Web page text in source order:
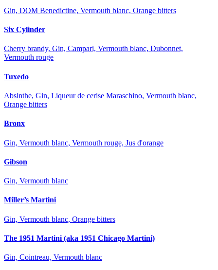
Gin, DOM Benedictine, Vermouth blanc, Orange bitters
Six Cylinder
Cherry brandy, Gin, Campari, Vermouth blanc, Dubonnet,
Vermouth rouge
Tuxedo
Absinthe, Gin, Liqueur de cerise Maraschino, Vermouth blanc,
Orange bitters
Bronx
Gin, Vermouth blanc, Vermouth rouge, Jus d'orange
Gibson
Gin, Vermouth blanc
Miller’s Martini
Gin, Vermouth blanc, Orange bitters
The 1951 Martini (aka 1951 Chicago Martini)
Gin, Cointreau, Vermouth blanc